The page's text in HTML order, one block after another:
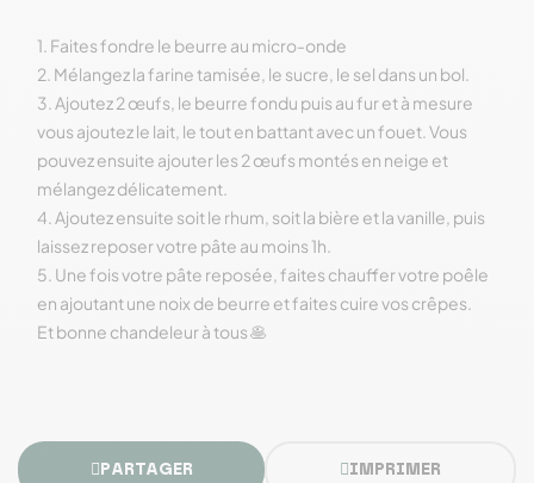
1. Faites fondre le beurre au micro-onde
2. Mélangez la farine tamisée, le sucre, le sel dans un bol.
3. Ajoutez 2 œufs, le beurre fondu puis au fur et à mesure
vous ajoutez le lait, le tout en battant avec un fouet. Vous
pouvez ensuite ajouter les 2 œufs montés en neige et
mélangez délicatement.
4. Ajoutez ensuite soit le rhum, soit la bière et la vanille, puis
laissez reposer votre pâte au moins 1h.
5. Une fois votre pâte reposée, faites chauffer votre poêle
en ajoutant une noix de beurre et faites cuire vos crêpes.
Et bonne chandeleur à tous 🥞
PARTAGER IMPRIMER